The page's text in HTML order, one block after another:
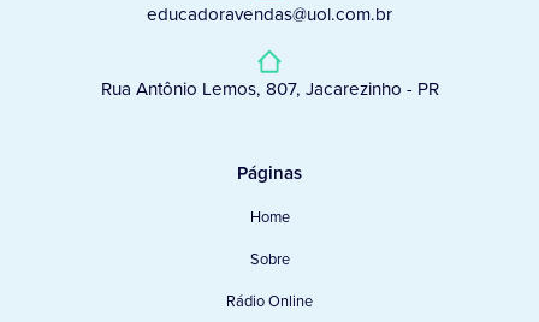
educadoravendas@uol.com.br
Rua Antônio Lemos, 807, Jacarezinho - PR
Páginas
Home
Sobre
Rádio Online